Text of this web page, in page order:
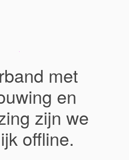
met
en
zijn we
offline.